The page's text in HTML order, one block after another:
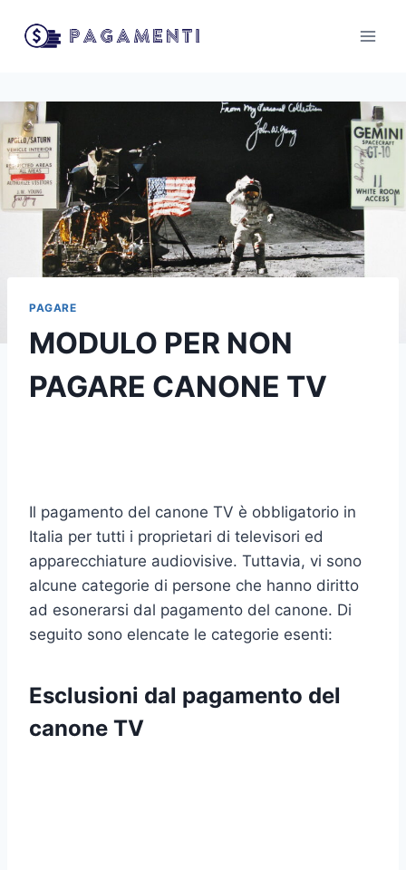
PAGARE
MODULO PER NON
PAGARE CANONE TV
Il pagamento del canone TV è obbligatorio in
Italia per tutti i proprietari di televisori ed
apparecchiature audiovisive. Tuttavia, vi sono
alcune categorie di persone che hanno diritto
ad esonerarsi dal pagamento del canone. Di
seguito sono elencate le categorie esenti:
Esclusioni dal pagamento del
canone TV